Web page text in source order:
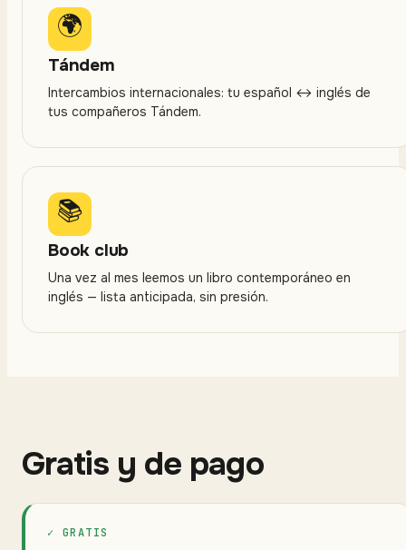
🌍
Tándem
Intercambios internacionales: tu español ↔ inglés de
tus compañeros Tándem.
📚
Book club
Una vez al mes leemos un libro contemporáneo en
inglés — lista anticipada, sin presión.
Gratis y de pago
✓ GRATIS